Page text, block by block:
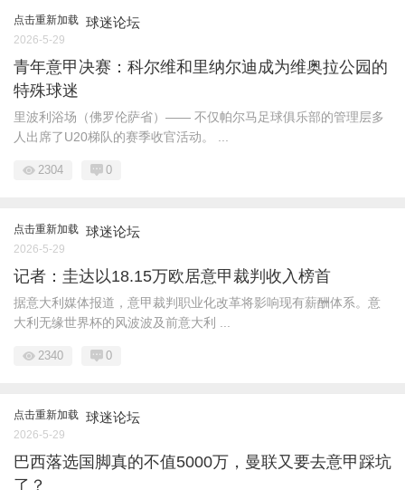
点击重新加载 球迷论坛
2026-5-29
青年意甲决赛：科尔维和里纳尔迪成为维奥拉公园的
特殊球迷
里波利浴场（佛罗伦萨省）—— 不仅帕尔马足球俱乐部的管理层多
人出席了U20梯队的赛季收官活动。 ...
2304 0
点击重新加载 球迷论坛
2026-5-29
记者：圭达以18.15万欧居意甲裁判收入榜首
据意大利媒体报道，意甲裁判职业化改革将影响现有薪酬体系。意
大利无缘世界杯的风波波及前意大利 ...
2340 0
点击重新加载 球迷论坛
2026-5-29
巴西落选国脚真的不值5000万，曼联又要去意甲踩坑
了？